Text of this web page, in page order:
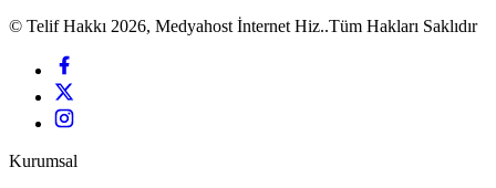
© Telif Hakkı 2026, Medyahost İnternet Hiz..Tüm Hakları Saklıdır
Kurumsal